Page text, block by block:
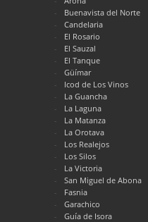
Buenavista del Norte
Candelaria
El Rosario
El Sauzal
El Tanque
Güímar
Icod de Los Vinos
La Guancha
La Laguna
La Matanza
La Orotava
Los Realejos
Los Silos
La Victoria
San Miguel de Abona
Fasnia
Garachico
Guía de Isora